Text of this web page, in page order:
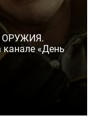
ОРУЖИЯ.
«День